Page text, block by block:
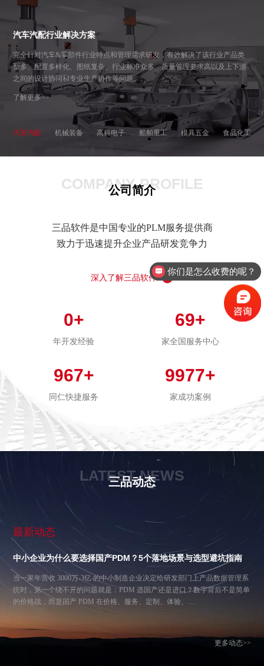
汽车汽配行业解决方案
完全针对汽车&零部件行业特点和管理需求研发，有效解决了该行业产品类
型多、配置多样化、图纸复杂、行业标准众多、质量管理要求高以及上下游
之间的设计协同和专业生产协作等问题。
了解更多>>
汽车汽配 机械装备 高科电子 船舶重工 模具五金 食品化工
COMPANY PROFILE
公司简介
三品软件是中国专业的PLM服务提供商
致力于迅速提升企业产品研发竞争力
深入了解三品软件
0+
年开发经验
69+
家全国服务中心
967+
同仁快捷服务
9977+
家成功案例
LATEST NEWS
三品动态
最新动态
中小企业为什么要选择国产PDM？5个落地场景与选型避坑指南
当一家年营收 3000万-3亿 的中小制造企业决定给研发部门上产品数据管理系
统时，第一个绕不开的问题就是：PDM 选国产还是进口？数字背后不是简单
的价格战，而是国产 PDM 在价格、服务、定制、体验、…
更多动态>>
你们是怎么收费的呢？